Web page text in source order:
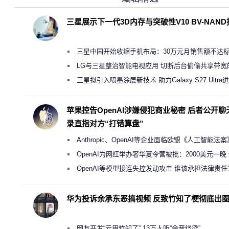
三星展示下一代3D内存与突破性V10 BV-NAND
三星中国开始收缩手机布局：30万元月销售额不达
店 将被逐步清退
LG与三星整治智能电视应用 切断后台偷偷共享带宽
规行为三星拟引入喷墨涂层新技术 助力Galaxy S27 Ultra
苹果控告OpenAI涉嫌侵犯商业秘密 后者公开聊
录直指对方“打错算盘”
Anthropic、OpenAI等企业面临欧盟《人工智能法案
新执法权限审查
OpenAI为网红举办奢华夏令营被批：2000美元一晚
“反乌托邦”
OpenAI等模型接连失控发动攻击 谁该承担法律责任
华为投诉余承东恶搞视频 反致竹知了梗彻底出圈